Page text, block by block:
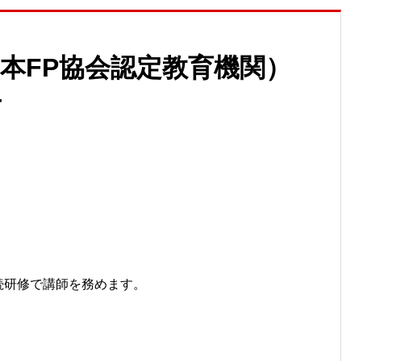
FP協会認定教育機関）
修で講師を務めます。